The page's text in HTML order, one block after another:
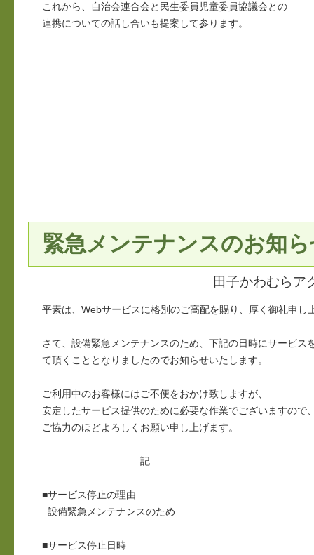
これから、自治会連合会と民生委員児童委員協議会との
連携についての話し合いも提案して参ります。
緊急メンテナンスのお知
田子かわむらア
平素は、Webサービスに格別のご高配を賜り、厚く御礼申し
さて、設備緊急メンテナンスのため、下記の日時にサービス
て頂くこととなりましたのでお知らせいたします。
ご利用中のお客様にはご不便をおかけ致しますが、
安定したサービス提供のために必要な作業でございますので
ご協力のほどよろしくお願い申し上げます。
記
■サービス停止の理由
設備緊急メンテナンスのため
■サービス停止日時